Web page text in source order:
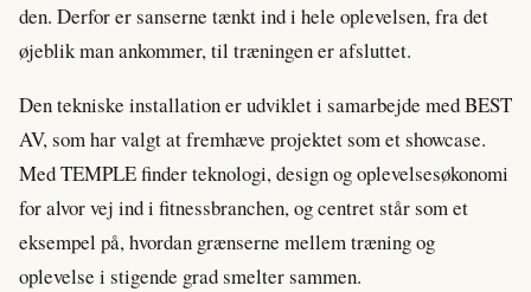
den. Derfor er sanserne tænkt ind i hele oplevelsen, fra det
øjeblik man ankommer, til træningen er afsluttet.
Den tekniske installation er udviklet i samarbejde med BEST
AV, som har valgt at fremhæve projektet som et showcase.
Med TEMPLE finder teknologi, design og oplevelsesøkonomi
for alvor vej ind i fitnessbranchen, og centret står som et
eksempel på, hvordan grænserne mellem træning og
oplevelse i stigende grad smelter sammen.